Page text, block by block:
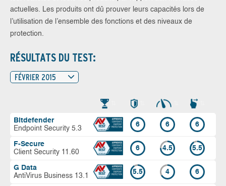
actuelles. Les produits ont dû prouver leurs capacités lors de
l’utilisation de l’ensemble des fonctions et des niveaux de
protection.
RÉSULTATS DU TEST:
FÉVRIER 2015
Bitdefender
Endpoint Security 5.3
6 6 6
F-Secure
Client Security 11.60
6 4.5 5.5
G Data
AntiVirus Business 13.1
5.5 4 6